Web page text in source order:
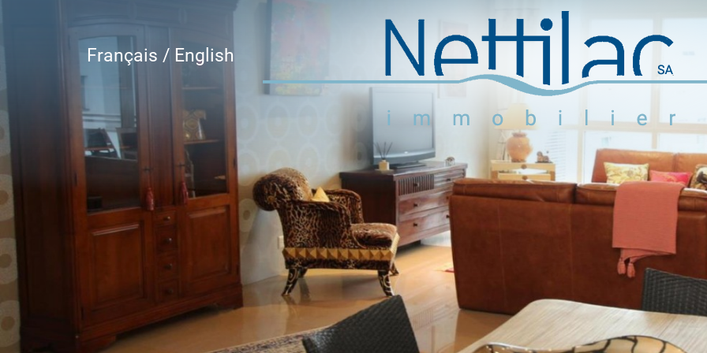
Français / English
Logements meublés
Logements non meublés
Parkings et garages
Locaux commerciaux
Objets en vente
Activité